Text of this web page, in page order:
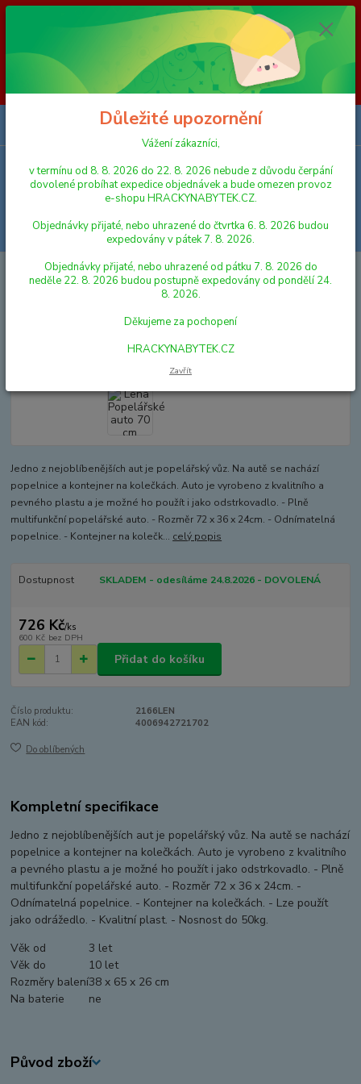
Vážení zákazníci, v termínu od 8. 8. 2026 do 23. 8. 2026 nebude z
důvodu čerpání dovolené probíhat expedice objednávek a bude omezen
provoz e-shopu HRACKYNABYTEK.CZ. Objednávky přijaté, nebo
uhrazené do čtvrtka 6. 8. 2026 budou expedovány v pátek 7. 8. 2026.
Objednávky přijaté, nebo uhrazené od pátku 7. 8. 2026 do neděle 23. 8.
2026 budou postupně expedovány od pondělí 24. 8. 2026. Děkujeme za
pochopení HRACKYNABYTEK.CZ
Menu
Hledat
AUTA, LODĚ, LETADLA Lena Popelářské auto 70 cm
Lena Popelářské auto 70 cm
Jedno z nejoblíbenějších aut je popelářský vůz. Na autě se nachází
popelnice a kontejner na kolečkách. Auto je vyrobeno z kvalitního a
pevného plastu a je možné ho použít i jako odstrkovadlo. - Plně
multifunkční popelářské auto. - Rozměr 72 x 36 x 24cm. - Odnímatelná
popelnice. - Kontejner na kolečk... celý popis
Dostupnost SKLADEM - odesíláme 24.8.2026 - DOVOLENÁ
726 Kč/ks
600 Kč bez DPH
Přidat do košíku
Číslo produktu:
2166LEN
EAN kód:
4006942721702
Do oblíbených
Kompletní specifikace
Jedno z nejoblíbenějších aut je popelářský vůz. Na autě se nachází
popelnice a kontejner na kolečkách. Auto je vyrobeno z kvalitního
a pevného plastu a je možné ho použít i jako odstrkovadlo. - Plně
multifunkční popelářské auto. - Rozměr 72 x 36 x 24cm. -
Odnímatelná popelnice. - Kontejner na kolečkách. - Lze použít
jako odrážedlo. - Kvalitní plast. - Nosnost do 50kg.
Věk od
3 let
Věk do
10 let
Rozměry balení38 x 65 x 26 cm
Na baterie
ne
Původ zboží
Důležité upozornění
Vážení zákazníci,
v termínu od 8. 8. 2026 do 22. 8. 2026 nebude z důvodu čerpání
dovolené probíhat expedice objednávek a bude omezen provoz
e-shopu HRACKYNABYTEK.CZ.
Objednávky přijaté, nebo uhrazené do čtvrtka 6. 8. 2026 budou
expedovány v pátek 7. 8. 2026.
Objednávky přijaté, nebo uhrazené od pátku 7. 8. 2026 do
neděle 22. 8. 2026 budou postupně expedovány od pondělí 24.
8. 2026.
Děkujeme za pochopení
HRACKYNABYTEK.CZ
Zavřít